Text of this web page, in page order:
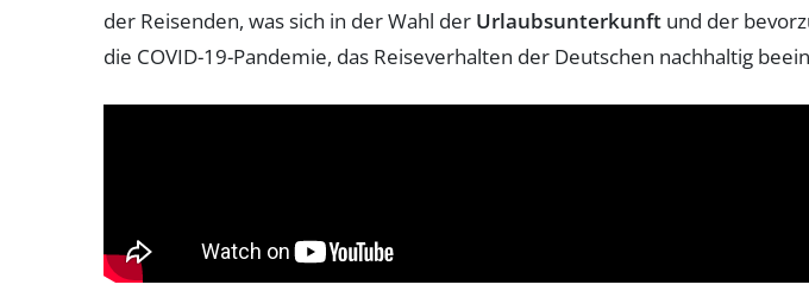
der Reisenden, was sich in der Wahl der Urlaubsunterkunft und der
die COVID-19-Pandemie, das Reiseverhalten der Deutschen nachhaltig